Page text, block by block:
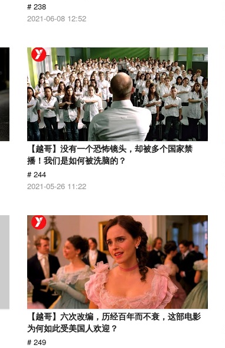
# 238
2021-06-08 12:52
【越哥】没有一个恐怖镜头，却被多个国家禁
播！我们是如何被洗脑的？
# 244
2021-05-26 11:22
【越哥】六次改编，历经百年而不衰，这部电影
为何如此受美国人欢迎？
# 249